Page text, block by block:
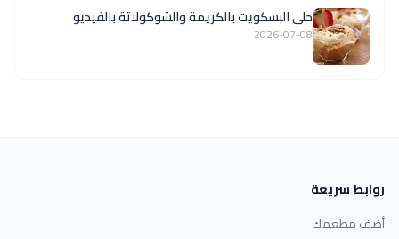
حلى البسكويت بالكريمة والشوكولاتة بالفيديو
2026-07-08
روابط سريعة
أضف مطعمك